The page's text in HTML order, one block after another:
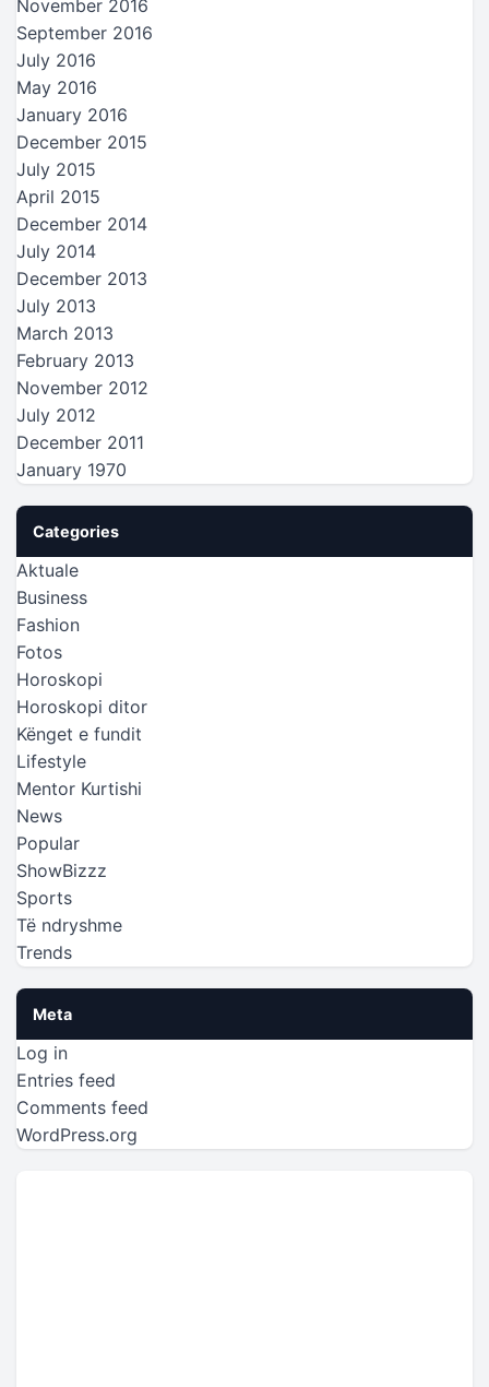
November 2016
September 2016
July 2016
May 2016
January 2016
December 2015
July 2015
April 2015
December 2014
July 2014
December 2013
July 2013
March 2013
February 2013
November 2012
July 2012
December 2011
January 1970
Categories
Aktuale
Business
Fashion
Fotos
Horoskopi
Horoskopi ditor
Kënget e fundit
Lifestyle
Mentor Kurtishi
News
Popular
ShowBizzz
Sports
Të ndryshme
Trends
Meta
Log in
Entries feed
Comments feed
WordPress.org